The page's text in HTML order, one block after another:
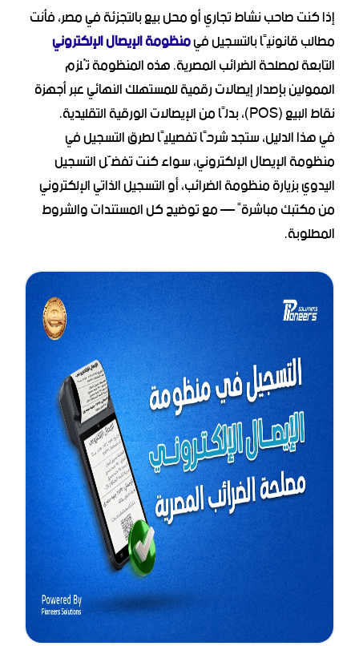
إذا كنت صاحب نشاط تجاري أو محل بيع بالتجزئة في مصر، فأنت
مطالب قانونيًا بالتسجيل فيمنظومة الإيصال الإلكتروني
التابعة لمصلحة الضرائب المصرية. هذه المنظومة تُلزم
الممولين بإصدار إيصالات رقمية للمستهلك النهائي عبر أجهزة
نقاط البيع (POS)، بدلًا من الإيصالات الورقية التقليدية.
في هذا الدليل، ستجد شرحًا تفصيليًا لطرق التسجيل في
منظومة الإيصال الإلكتروني، سواء كنت تفضّل التسجيل
اليدوي بزيارة منظومة الضرائب، أو التسجيل الذاتي الإلكتروني
من مكتبك مباشرةً — مع توضيح كل المستندات والشروط
المطلوبة.